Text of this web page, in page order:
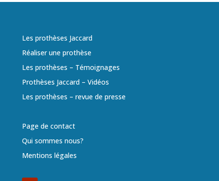
Les prothèses Jaccard
Réaliser une prothèse
Les prothèses – Témoignages
Prothèses Jaccard – Vidéos
Les prothèses – revue de presse
Page de contact
Qui sommes nous?
Mentions légales